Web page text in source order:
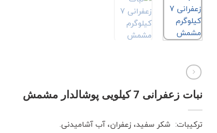
نبات زعفرانی 7 کیلویی پوشالدار مشمش
ترکیبات: شکر سفید، زعفران، آب آشامیدنی.